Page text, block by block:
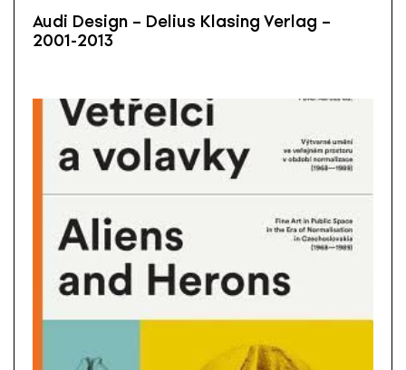
Audi Design – Delius Klasing Verlag –
2001-2013